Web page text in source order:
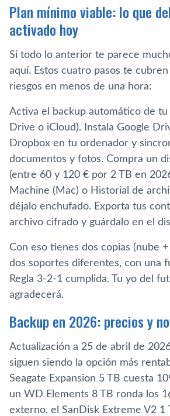
Plan mínimo viable: lo que
activado hoy
Si todo lo anterior te parece
aquí. Estos cuatro pasos te
riesgos en menos de una hora:
Activa el backup automático de tu
Drive o iCloud). Instala Google
Dropbox en tu ordenador y
documentos y fotos. Compra un
(entre 60 y 120 € por 2 TB en
Machine (Mac) o Historial de
déjalo enchufado. Exporta tus
archivo cifrado y guárdalo en el
Con eso tienes dos copias (nube
dos soportes diferentes, con una
Regla 3-2-1 cumplida. Tu yo del
agradecerá.
Backup en 2026: precios y
Actualización a 25 de abril de
siguen siendo la opción más
Seagate Expansion 5 TB cuesta
un WD Elements 8 TB ronda los
externo, el SanDisk Extreme V2 1